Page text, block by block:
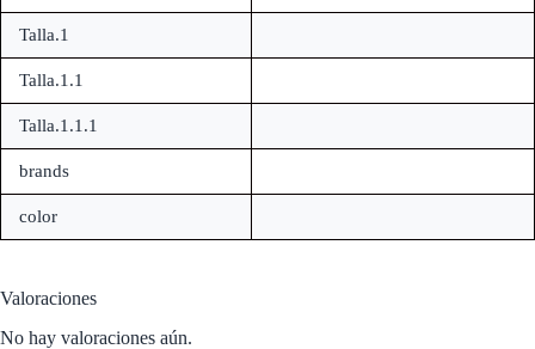
Talla.1
Talla.1.1
Talla.1.1.1
brands
color
Valoraciones
No hay valoraciones aún.